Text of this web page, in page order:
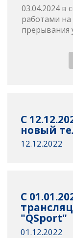
03.04.2024 в
работами
прерывания
С
новый
12.12.2022
C
"QSport"
01.12.2022